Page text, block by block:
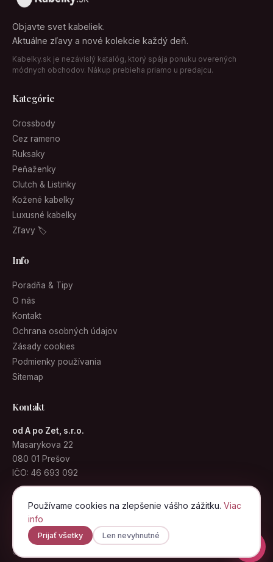
Používame cookies na zlepšenie vášho zážitku. Viac
info
Prijať všetky Len nevyhnutné
Objavte svet kabeliek.
Aktuálne zľavy a nové kolekcie každý deň.
Kabelky.sk je nezávislý katalóg, ktorý spája ponuku overených
módnych obchodov. Nákup prebieha priamo u predajcu.
Kategórie
Crossbody
Cez rameno
Ruksaky
Peňaženky
Clutch & Listinky
Kožené kabelky
Luxusné kabelky
Zľavy 🏷
Info
Poradňa & Tipy
O nás
Kontakt
Ochrana osobných údajov
Zásady cookies
Podmienky používania
Sitemap
Kontakt
od A po Zet, s.r.o.
Masarykova 22
080 01 Prešov
IČO: 46 693 092
info@kabelky.sk
© 2026 Kabelky.sk · od A po Zet, s.r.o. · Všetky práva vyhradené